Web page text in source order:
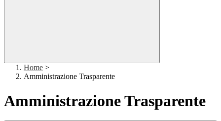
Home >
Amministrazione Trasparente
Amministrazione Trasparente